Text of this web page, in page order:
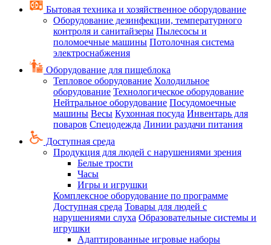
Бытовая техника и хозяйственное оборудование
Оборудование дезинфекции, температурного
контроля и санитайзеры Пылесосы и
поломоечные машины Потолочная система
электроснабжения
Оборудование для пищеблока
Тепловое оборудование Холодильное
оборудование Технологическое оборудование
Нейтральное оборудование Посудомоечные
машины Весы Кухонная посуда Инвентарь для
поваров Спецодежда Линии раздачи питания
Доступная среда
Продукция для людей с нарушениями зрения
Белые трости
Часы
Игры и игрушки
Комплексное оборудование по программе
Доступная среда Товары для людей с
нарушениями слуха Образовательные системы и
игрушки
Адаптированные игровые наборы